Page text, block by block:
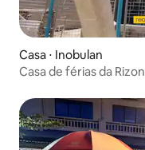
Casa ⋅ Inobulan
Casa de férias da Rizon